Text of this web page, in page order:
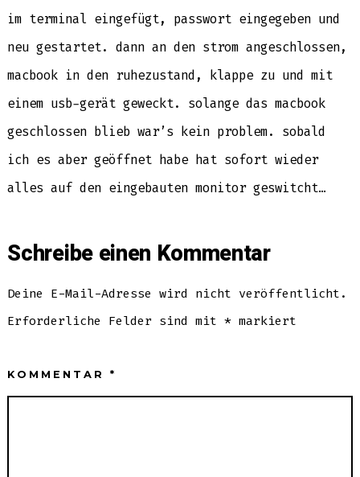
im terminal eingefügt, passwort eingegeben und
neu gestartet. dann an den strom angeschlossen,
macbook in den ruhezustand, klappe zu und mit
einem usb-gerät geweckt. solange das macbook
geschlossen blieb war’s kein problem. sobald
ich es aber geöffnet habe hat sofort wieder
alles auf den eingebauten monitor geswitcht…
Schreibe einen Kommentar
Deine E-Mail-Adresse wird nicht veröffentlicht.
Erforderliche Felder sind mit* markiert
KOMMENTAR*